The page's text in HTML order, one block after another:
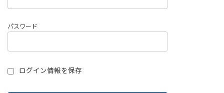
パスワード
ログイン情報を保存